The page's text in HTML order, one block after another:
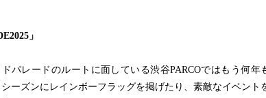
」
パレードのルートに面している渋谷PARCOではもう何年
ーズンにレインボーフラッグを掲げたり、素敵なイベント